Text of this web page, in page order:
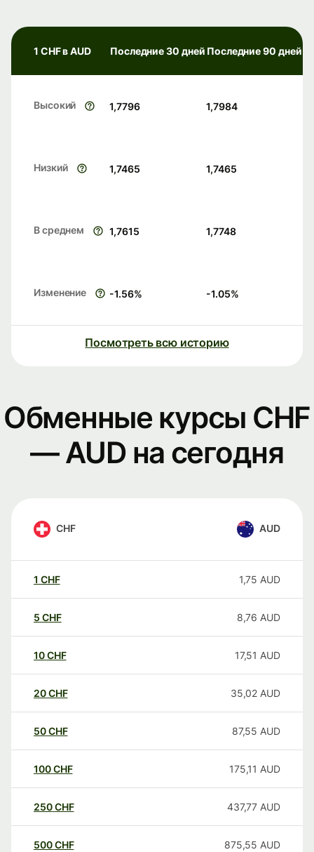
1 CHF в AUD Последние 30 дней Последние 90 дней
Высокий 1,7796 1,7984
Низкий 1,7465 1,7465
В среднем 1,7615 1,7748
Изменение -1.56% -1.05%
Посмотреть всю историю
Обменные курсы CHF
— AUD на сегодня
CHF AUD
1 CHF 1,75 AUD
5 CHF 8,76 AUD
10CHF 17,51 AUD
20CHF 35,02 AUD
50CHF 87,55 AUD
100CHF 175,11 AUD
250CHF 437,77 AUD
500CHF 875,55 AUD